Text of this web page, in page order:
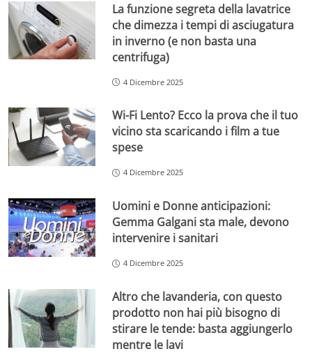
La funzione segreta della lavatrice
che dimezza i tempi di asciugatura
in inverno (e non basta una
centrifuga)
4 Dicembre 2025
Wi-Fi Lento? Ecco la prova che il tuo
vicino sta scaricando i film a tue
spese
4 Dicembre 2025
Uomini e Donne anticipazioni:
Gemma Galgani sta male, devono
intervenire i sanitari
4 Dicembre 2025
Altro che lavanderia, con questo
prodotto non hai più bisogno di
stirare le tende: basta aggiungerlo
mentre le lavi